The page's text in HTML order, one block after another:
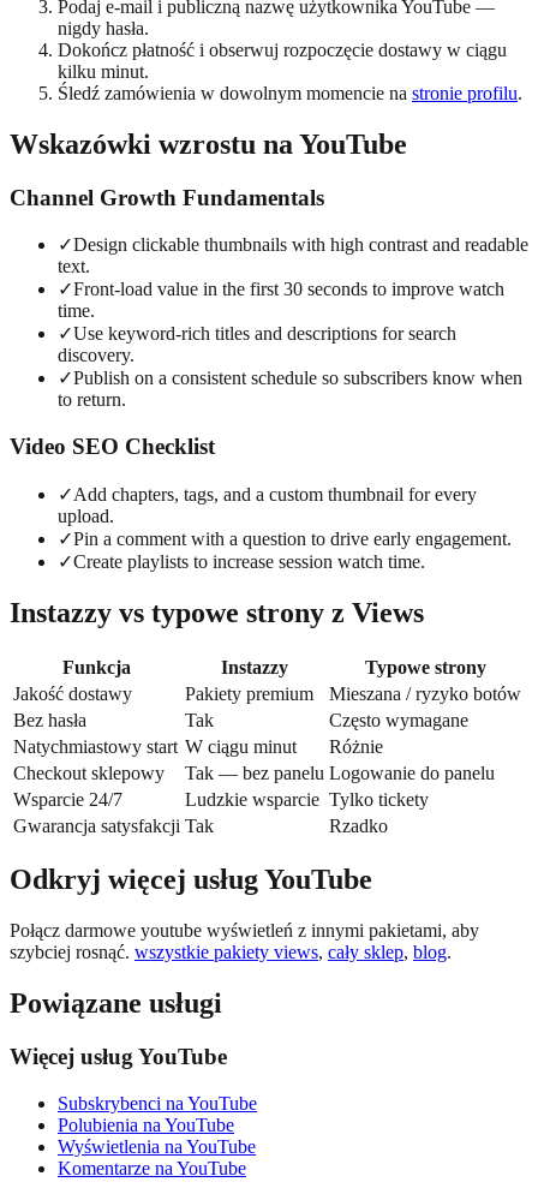
Podaj e-mail i publiczną nazwę użytkownika YouTube —
nigdy hasła.
Dokończ płatność i obserwuj rozpoczęcie dostawy w ciągu
kilku minut.
Śledź zamówienia w dowolnym momencie na stronie profilu.
Wskazówki wzrostu na YouTube
Channel Growth Fundamentals
✓Design clickable thumbnails with high contrast and readable
text.
✓Front-load value in the first 30 seconds to improve watch
time.
✓Use keyword-rich titles and descriptions for search
discovery.
✓Publish on a consistent schedule so subscribers know when
to return.
Video SEO Checklist
✓Add chapters, tags, and a custom thumbnail for every
upload.
✓Pin a comment with a question to drive early engagement.
✓Create playlists to increase session watch time.
Instazzy vs typowe strony z Views
Funkcja Instazzy
Typowe strony
Jakość dostawy
Pakiety premium
Mieszana / ryzyko botów
Bez hasła
Tak
Często wymagane
Natychmiastowy start W ciągu minut
Różnie
Checkout sklepowy
Tak — bez panelu Logowanie do panelu
Wsparcie 24/7
Ludzkie wsparcie Tylko tickety
Gwarancja satysfakcji Tak Rzadko
Odkryj więcej usług YouTube
Połącz darmowe youtube wyświetleń z innymi pakietami, aby
szybciej rosnąć. wszystkie pakiety views, cały sklep, blog.
Powiązane usługi
Więcej usług YouTube
Subskrybenci na YouTube
Polubienia na YouTube
Wyświetlenia na YouTube
Komentarze na YouTube